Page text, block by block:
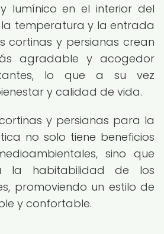
lumínico en el interior del
temperatura y la entrada
cortinas y persianas crean
agradable y acogedor
lo que a su vez
y calidad de vida.
y persianas para la
no solo tiene beneficios
sino que
la habitabilidad de los
promoviendo un estilo de
y confortable.